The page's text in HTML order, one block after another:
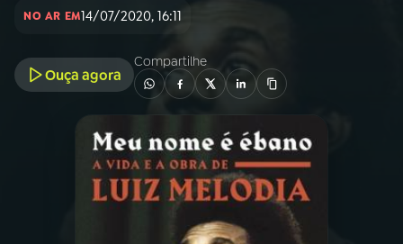
INÍCIO
A RÁDIO
PROGRAMAÇÃO
PROGRAMAS
NO AR EM14/07/2020, 16:11
Ouça agora
Compartilhe